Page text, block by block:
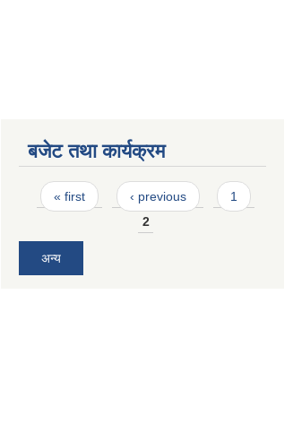
बजेट तथा कार्यक्रम
Pages
« first ‹ previous
1
2
अन्य